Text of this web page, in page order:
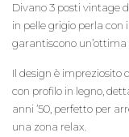
Divano 3 posti vintage
in pelle grigio perla
garantiscono un’ottima
Il design è impreziosito
con profilo in legno,
anni ’50, perfetto per
una zona relax.